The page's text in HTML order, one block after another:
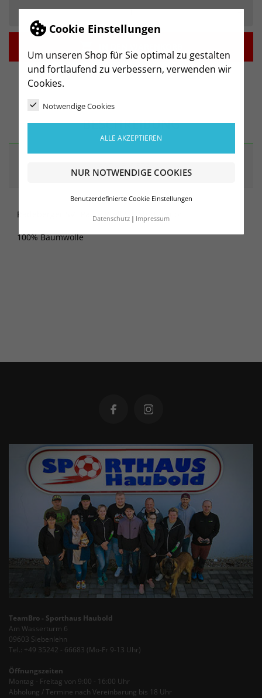
Cookie Einstellungen
Um unseren Shop für Sie optimal zu gestalten
und fortlaufend zu verbessern, verwenden wir
Cookies.
Notwendige Cookies
ALLE AKZEPTIEREN
NUR NOTWENDIGE COOKIES
Benutzerdefinierte Cookie Einstellungen
Datenschutz Impressum
- +
BESCHREIBUNG
Radeberger SV "Paule Prelli" T-Shirt Junior
100% Baumwolle
TeamBro - Sporthaus Haubold
Am Wasserturm 6
09603 Siebenlehn
Tel.: +49 35242 - 66683 (Mo-Fr 9-13 Uhr)
Öffnungszeiten
Montag - Freitag von 9:00 - 16:00 Uhr
Abholung / Termine nach Vereinbarung bis 18 Uhr